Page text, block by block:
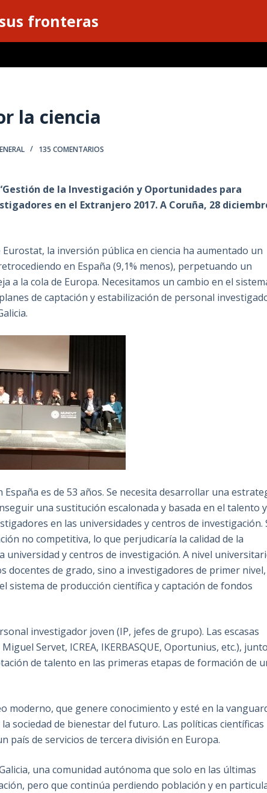
fronteras
la ciencia
135 COMENTARIOS
de la Investigación y Oportunidades para
en el Extranjero 2017. A Coruña, 28
la inversión pública en ciencia ha aumentado un
en España (9,1% menos), perpetuando un
a la cola de Europa. Necesitamos un cambio en el
de captación y estabilización de personal
es de 53 años. Se necesita desarrollar una
una sustitución escalonada y basada en el talento y
en las universidades y centros de investigación.
no competitiva, lo que perjudicaría la calidad de la
universidad y centros de investigación. A nivel
docentes de grado, sino a investigadores de primer nivel,
de producción científica y captación de fondos
investigador joven (IP, jefes de grupo). Las escasas
Servet, ICREA, IKERBASQUE, Oportunius, etc.), junto
de talento en las primeras etapas de formación de
moderno, que genere conocimiento y esté en la
sociedad de bienestar del futuro. Las políticas científicas
país de servicios de tercera división en Europa.
una comunidad autónoma que solo en las últimas
pero que continúa perdiendo población y en